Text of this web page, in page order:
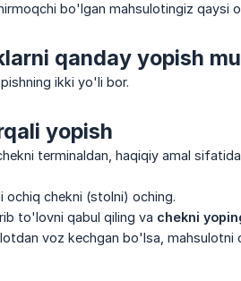
bo'lgan mahsulotingiz qaysi
qanday yopish
ikki yo'li bor.
yopish
terminaldan, haqiqiy amal
ochiq chekni (stolni) oching.
to'lovni qabul qiling va chekni
voz kechgan bo'lsa, mahsulotni